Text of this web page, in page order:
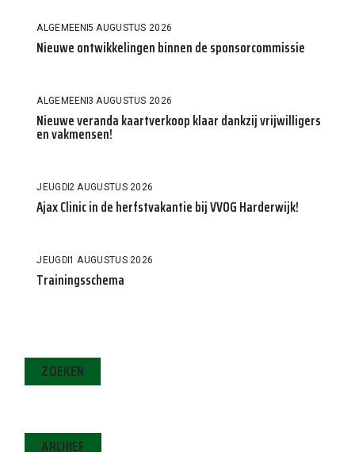
ALGEMEEN5 AUGUSTUS 2026
Nieuwe ontwikkelingen binnen de sponsorcommissie
ALGEMEEN3 AUGUSTUS 2026
Nieuwe veranda kaartverkoop klaar dankzij vrijwilligers
en vakmensen!
JEUGD2 AUGUSTUS 2026
Ajax Clinic in de herfstvakantie bij VVOG Harderwijk!
JEUGD1 AUGUSTUS 2026
Trainingsschema
ZOEKEN
ARCHIEF